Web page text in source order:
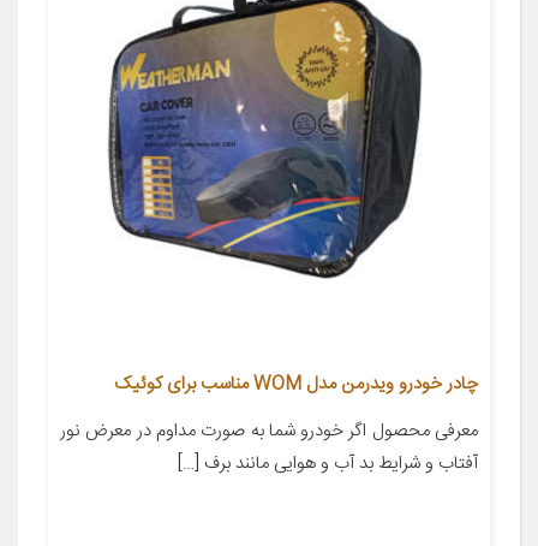
چادر خودرو ویدرمن مدل WOM مناسب برای کوئیک
معرفی محصول اگر خودرو شما به صورت مداوم در معرض نور
آفتاب و شرایط بد آب و هوایی مانند برف […]